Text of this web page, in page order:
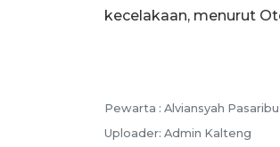
kecelakaan, menurut
Pewarta : Alviansyah Pasaribu
Uploader: Admin Kalteng